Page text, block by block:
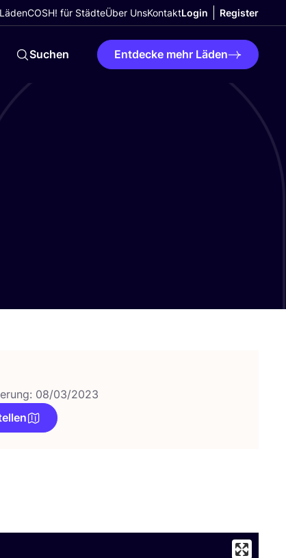
COSH! für StädteÜber UnsKontaktLogin Register
Suchen Entdecke mehr Läden
08/03/2023